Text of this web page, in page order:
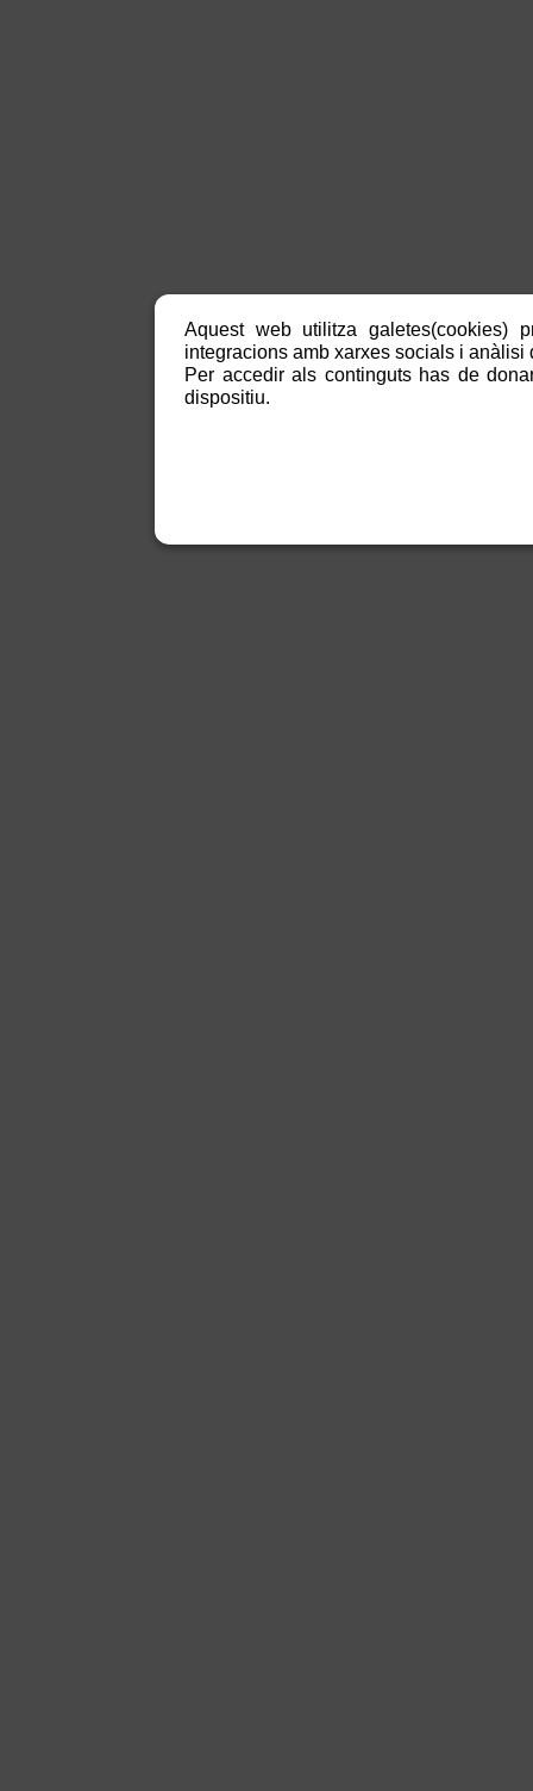
Aquest web utilitza galetes(cookies)
integracions amb xarxes socials i anàlisi
Per accedir als continguts has de
dispositiu.